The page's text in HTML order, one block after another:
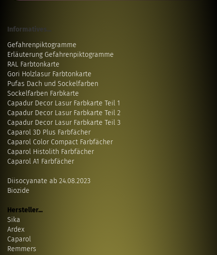
Informatives...
Gefahrenpiktogramme
Erläuterung Gefahrenpiktogramme
RAL Farbtonkarte
Gori Holzlasur Farbtonkarte
Pufas Dach und Sockelfarben
Sockelfarben Farbkarte
Capadur Decor Lasur Farbkarte Teil 1
Capadur Decor Lasur Farbkarte Teil 2
Capadur Decor Lasur Farbkarte Teil 3
Caparol 3D Plus Farbfächer
Caparol Color Compact Farbfächer
Caparol Histolith Farbfächer
Caparol A1 Farbfächer
Diisocyanate ab 24.08.2023
Biozide
Hersteller...
Sika
Ardex
Caparol
Remmers